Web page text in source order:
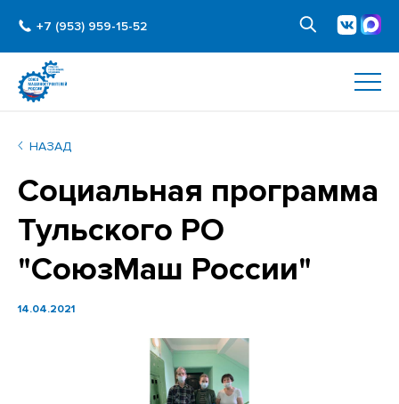
+7 (953) 959-15-52
НАЗАД
Социальная программа
Тульского РО
"СоюзМаш России"
14.04.2021